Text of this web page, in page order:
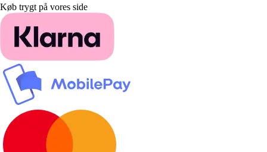
Køb trygt på vores side